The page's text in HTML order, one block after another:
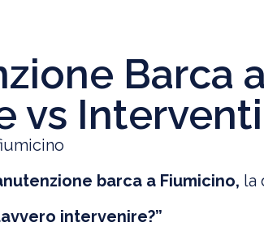
Barca
vs
barca a Fiumicino, la
intervenire?”